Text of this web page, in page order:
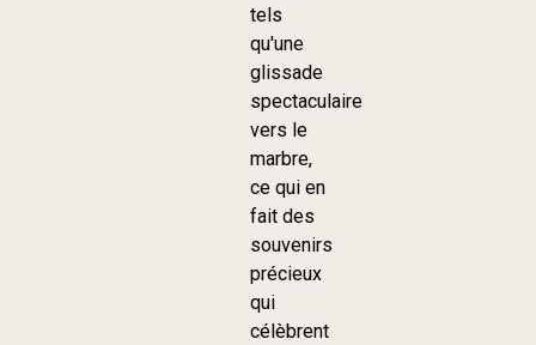
tels
qu'une
glissade
spectaculaire
vers le
marbre,
ce qui en
fait des
souvenirs
précieux
qui
célèbrent